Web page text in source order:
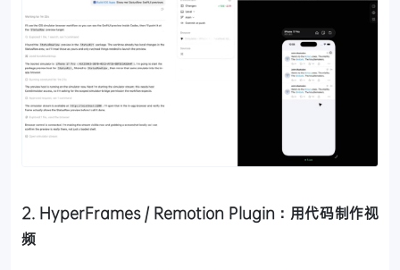
2. HyperFrames / Remotion Plugin：用代码制作视
频